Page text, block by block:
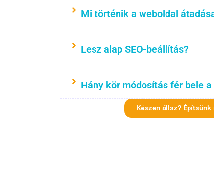
Mi történik a weboldal
Lesz alap SEO-beállítás?
Hány kör módosítás fér bele
Készen állsz?